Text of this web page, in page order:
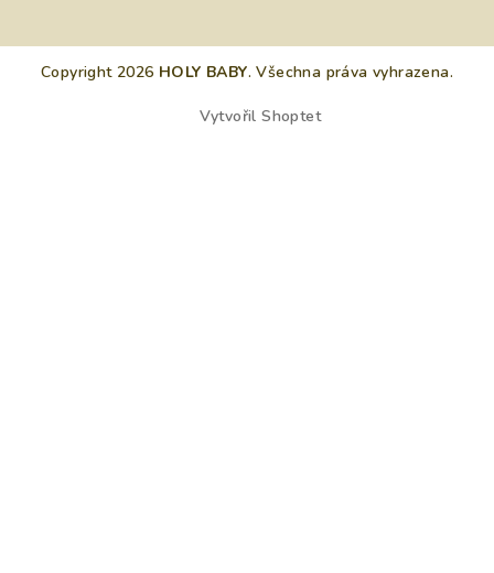
Copyright 2026 HOLY BABY. Všechna práva vyhrazena.
Vytvořil Shoptet